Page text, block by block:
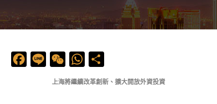
Facebook
LineWeChatWhatsApp
上海將繼續改革創新、擴大開放外資投資